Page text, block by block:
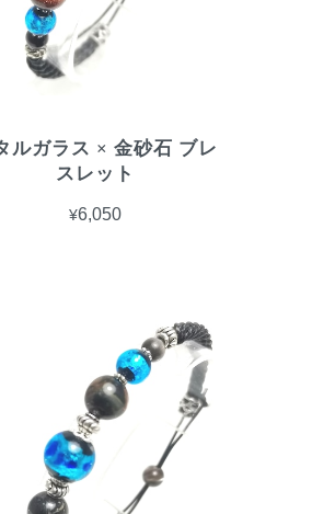
ルガラス × 金砂石 ブレ
スレット
¥6,050